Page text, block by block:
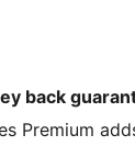
back
Premium